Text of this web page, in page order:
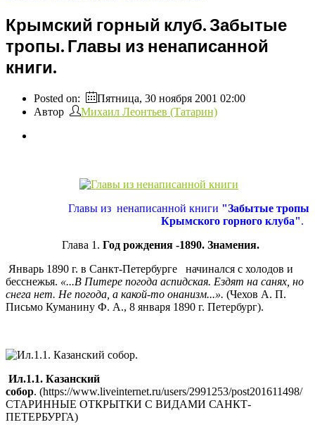
Крымский горный клуб. Забытые
тропы. Главы из ненаписанной
книги.
Posted on:
Пятница, 30 ноября 2001 02:00
Автор
Михаил Леонтьев (Татарин)
Главы из ненаписанной книги "Забытые тропы
Крымского горного клуба".
Глава 1. Год рождения -1890. Знамения.
Январь 1890 г. в Санкт-Петербурге начинался с холодов и
бесснежья. «...В Питере погода аспидская. Ездят на санях, но
снега нет. Не погода, а какой-то онанизм...». (Чехов А. П.
Письмо Куманину Ф. А., 8 января 1890 г. Петербург).
Ил.1.1. Казанский
собор. (https://www.liveinternet.ru/users/2991253/post201611498/
СТАРИННЫЕ ОТКРЫТКИ С ВИДАМИ САНКТ-
ПЕТЕРБУРГА)